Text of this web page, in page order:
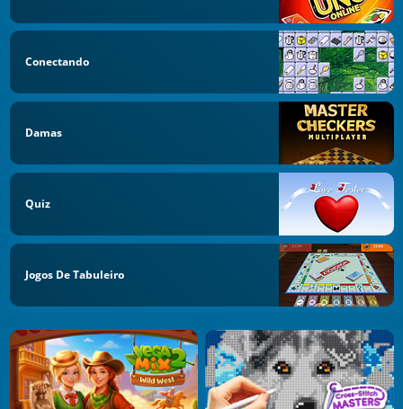
Conectando
Damas
Quiz
Jogos De Tabuleiro